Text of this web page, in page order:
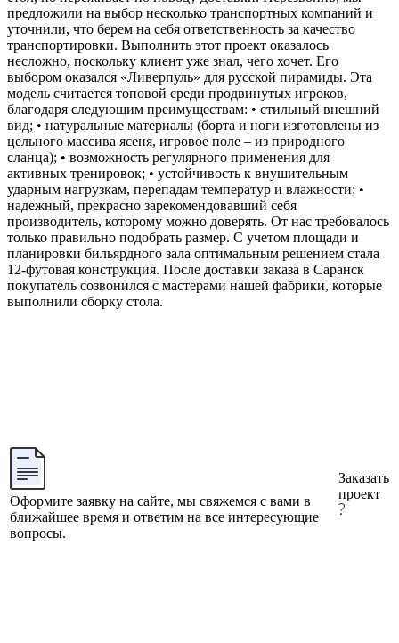
предложили на выбор несколько транспортных компаний и
уточнили, что берем на себя ответственность за качество
транспортировки. Выполнить этот проект оказалось
несложно, поскольку клиент уже знал, чего хочет. Его
выбором оказался «Ливерпуль» для русской пирамиды. Эта
модель считается топовой среди продвинутых игроков,
благодаря следующим преимуществам: • стильный внешний
вид; • натуральные материалы (борта и ноги изготовлены из
цельного массива ясеня, игровое поле – из природного
сланца); • возможность регулярного применения для
активных тренировок; • устойчивость к внушительным
ударным нагрузкам, перепадам температур и влажности; •
надежный, прекрасно зарекомендовавший себя
производитель, которому можно доверять. От нас требовалось
только правильно подобрать размер. С учетом площади и
планировки бильярдного зала оптимальным решением стала
12-футовая конструкция. После доставки заказа в Саранск
покупатель созвонился с мастерами нашей фабрики, которые
выполнили сборку стола.
Оформите заявку на сайте, мы свяжемся с вами в
ближайшее время и ответим на все интересующие
вопросы.
Заказать
проект